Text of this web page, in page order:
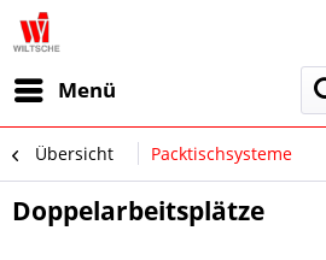
Menü
Übersicht Packtischsysteme
Doppelarbeitsplätze